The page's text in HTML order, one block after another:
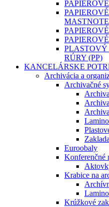
MASTNOTE
RÚRY (PP)
KANCELÁRSKE
Archivácia a
Archivačné
Euroobaly
Konferenčné
Krabice na
Krúžkové